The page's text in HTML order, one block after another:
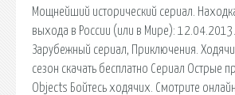
Мощнейший исторический сериал.
выхода в России (или в Мире):
Зарубежный сериал, Приключения.
сезон скачать бесплатно Сериал Острые
Objects Бойтесь ходячих. Смотрите